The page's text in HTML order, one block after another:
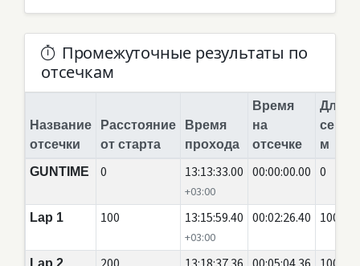
Промежуточные результаты по
отсечкам
Название
отсечки
Расстояние
от старта
Время
прохода
Время
на
отсечке
Длина
м
GUNTIME
0 13:13:33.00
+03:00
00:00:00.00 0
Lap 1 100 13:15:59.40
+03:00
00:02:26.40 100
Lap 2